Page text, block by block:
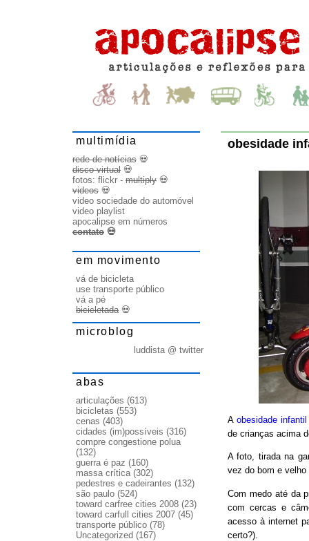
obesidade
A obesidade
de crianças acima
A foto, tirada na
vez do bom e
Com medo até da
com cercas e
acesso à internet
certo?).
multimídia
rede de notícias 💀
disco virtual 💀
fotos: flickr - multiply 💀
videos 💀
video sociedade do automóvel
video playlist
apocalipse em números
contato 💀
em movimento
vá de bicicleta
use transporte público
vá a pé
bicicletada💀
microblog
luddista @ twitter
abas
articulações (613)
bicicletas (553)
cenas (403)
cidades (im)possíveis (316)
compre congestione polua
(132)
guerra é paz (160)
massa crítica(302)
pedestres e cadeirantes (132)
são paulo (524)
toward carfree cities 2008 (23)
toward carfull cities 2007 (45)
transporte público (78)
Uncategorized (167)